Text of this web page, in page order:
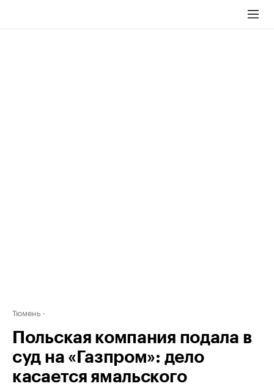
Тюмень
Польская компания подала в
суд на «Газпром»: дело
касается ямальского